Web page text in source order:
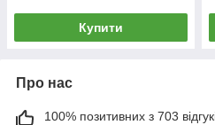
Купити
Про нас
100% позитивних з 703